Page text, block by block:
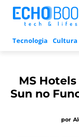
Tecnologia Cultura
MS
Sun no
por